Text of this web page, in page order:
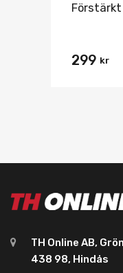
Förstärkt
299 kr
TH Online AB,
438 98, Hindås